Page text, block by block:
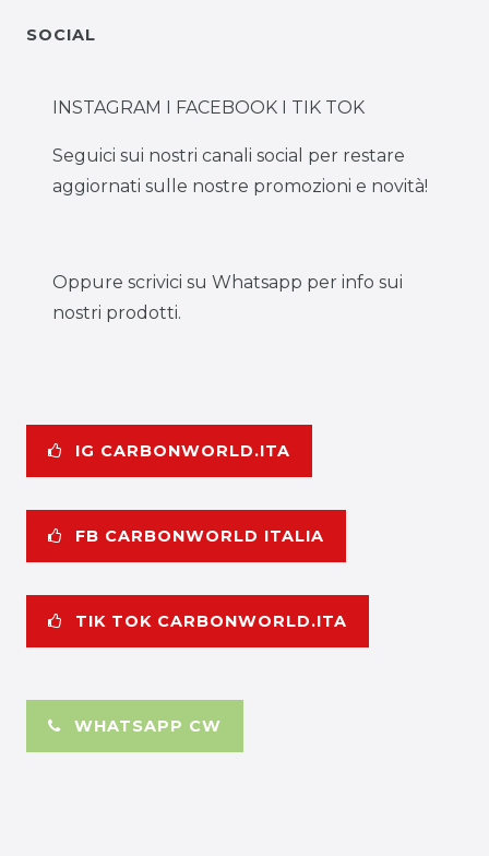
SOCIAL
INSTAGRAM I FACEBOOK I TIK TOK
Seguici sui nostri canali social per restare
aggiornati sulle nostre promozioni e novità!
Oppure scrivici su Whatsapp per info sui
nostri prodotti.
IG CARBONWORLD.ITA
FB CARBONWORLD ITALIA
TIK TOK CARBONWORLD.ITA
WHATSAPP CW